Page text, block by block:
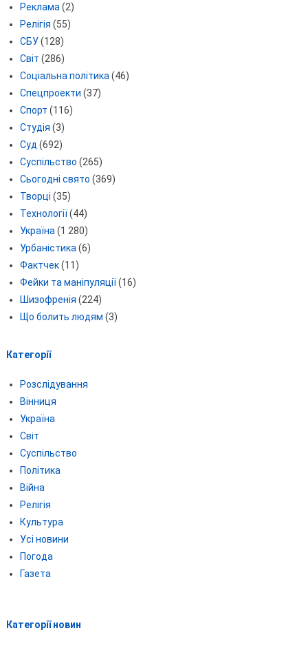
Реклама (2)
Релігія (55)
СБУ(128)
Світ (286)
Соціальна політика (46)
Спецпроекти (37)
Спорт (116)
Студія (3)
Суд (692)
Суспільство (265)
Сьогодні свято (369)
Творці (35)
Технології(44)
Україна (1 280)
Урбаністика (6)
Фактчек(11)
Фейки та маніпуляції(16)
Шизофренія (224)
Що болить людям (3)
Категорії
Розслідування
Вінниця
Україна
Світ
Суспільство
Політика
Війна
Релігія
Культура
Усі новини
Погода
Газета
Категорії новин